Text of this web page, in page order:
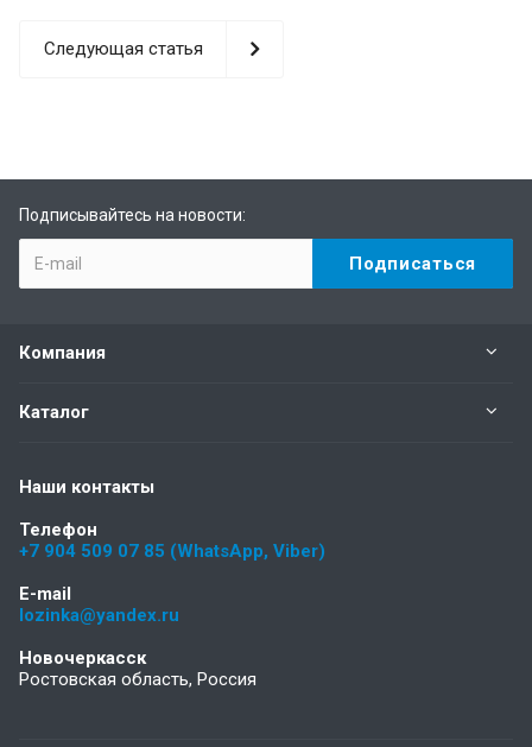
Следующая статья
Подписывайтесь на новости:
Компания
Каталог
Наши контакты
Телефон
+7 904 509 07 85 (WhatsApp, Viber)
E-mail
lozinka@yandex.ru
Новочеркасск
Ростовская область, Россия